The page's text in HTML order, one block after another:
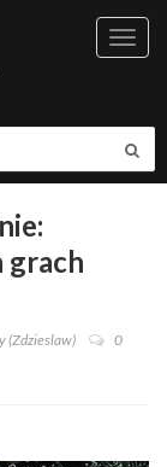
grach
(Zdzieslaw)
0